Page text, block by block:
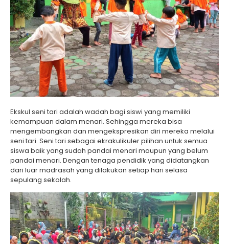
Ekskul seni tari adalah wadah bagi siswi yang memiliki
kemampuan dalam menari. Sehingga mereka bisa
mengembangkan dan mengekspresikan diri mereka melalui
seni tari. Seni tari sebagai ekrakulikuler pilihan untuk semua
siswa baik yang sudah pandai menari maupun yang belum
pandai menari. Dengan tenaga pendidik yang didatangkan
dari luar madrasah yang dilakukan setiap hari selasa
sepulang sekolah.